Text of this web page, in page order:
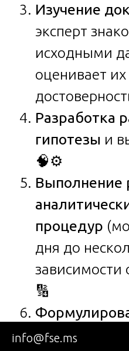
Изучение
эксперт
исходными
оценивает
Разработка
гипотезы и
🧠⚙️
Выполнение
процедур
дня до
🔢
каждому
info@fse.ms